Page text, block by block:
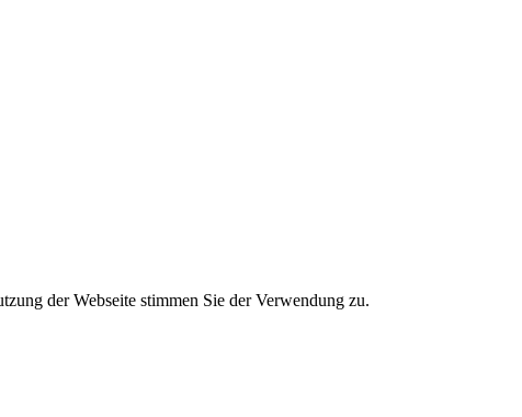
der Webseite stimmen Sie der Verwendung zu.